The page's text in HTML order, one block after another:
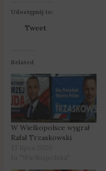
Udostępnij to:
Tweet
Related
W Wielkopolsce wygrał
Rafał Trzaskowski